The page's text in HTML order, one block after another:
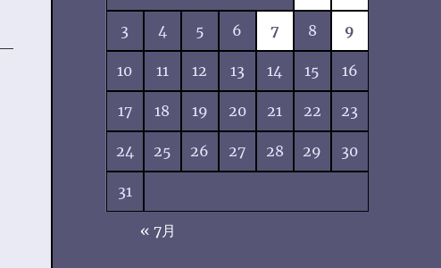
3 4 5 6 7 8 9
10 11 12 13 14 15 16
17 18 19 20 21 22 23
24 25 26 27 28 29 30
31
« 7月